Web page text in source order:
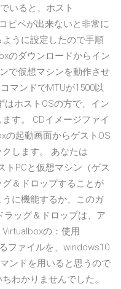
いると、ホスト
ピペが出来ないと非常に
うに設定したので手順
のダウンロードからイン
で仮想マシンを動作させ
マンドでMTUが1500以
ホストOSの方で、イン
す。 CDイメージファイ
の起動画面からゲストOS
します。 あなたは
トPCと仮想マシン（ゲス
＆ドロップすることが
に機能するか、このガ
ッグ＆ドロップは、ア
の：使用
ファイルを、windows10
ンドを用いると思うので
わかりませんでした。